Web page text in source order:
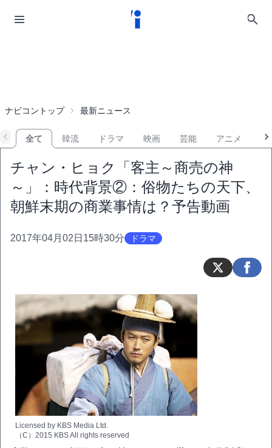
ナビコントップ 最新ニュース
全て 韓流 ドラマ 映画 芸能 アニメ
チャン・ヒョク「客主～商売の神
～」：時代背景②：俗物たちの天下、
朝鮮末期の商業事情は？予告動画
2017年04月02日15時30分 ドラマ
Licensed by KBS Media Ltd.
（C）2015 KBS All rights reserved